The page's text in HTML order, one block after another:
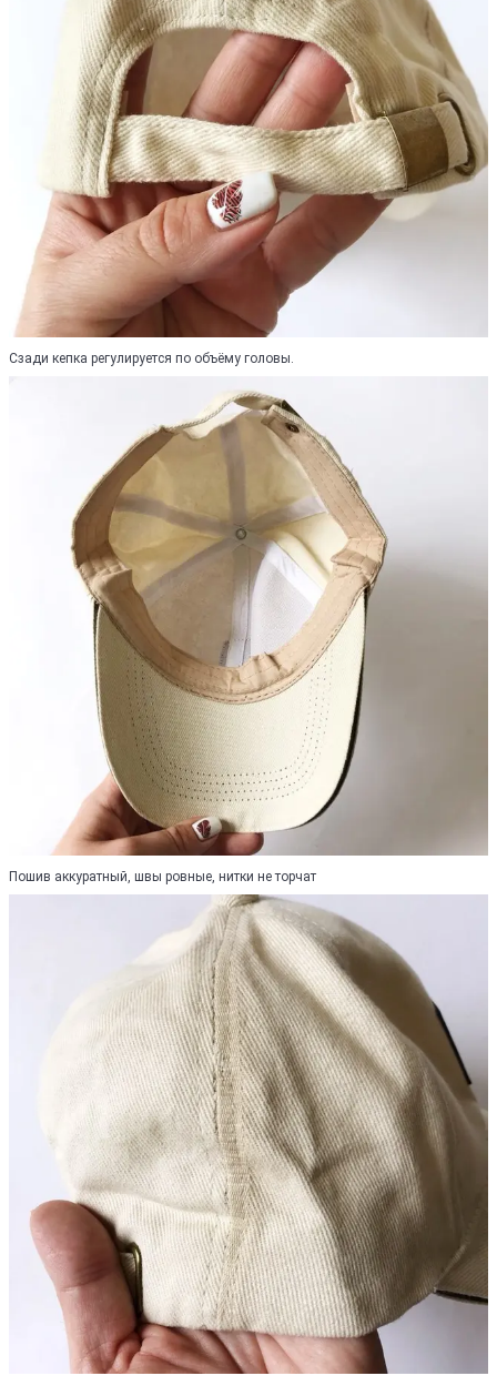
Сзади кепка регулируется по объёму головы.
Пошив аккуратный, швы ровные, нитки не торчат